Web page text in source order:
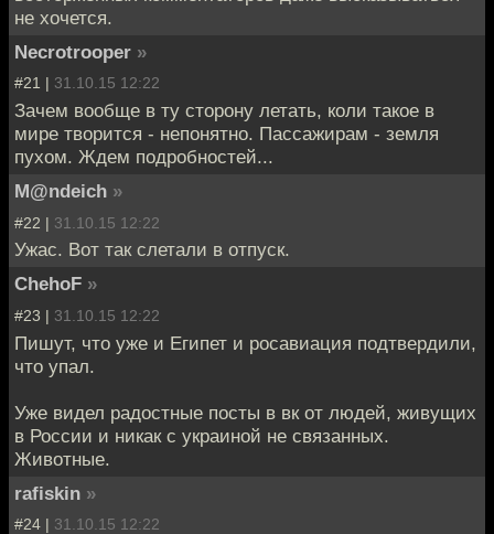
не хочется.
Necrotrooper »
#21 | 31.10.15 12:22
Зачем вообще в ту сторону летать, коли такое в
мире творится - непонятно. Пассажирам - земля
пухом. Ждем подробностей...
M@ndeich »
#22 | 31.10.15 12:22
Ужас. Вот так слетали в отпуск.
ChehoF »
#23 | 31.10.15 12:22
Пишут, что уже и Египет и росавиация подтвердили,
что упал.
Уже видел радостные посты в вк от людей, живущих
в России и никак с украиной не связанных.
Животные.
rafiskin »
#24 | 31.10.15 12:22